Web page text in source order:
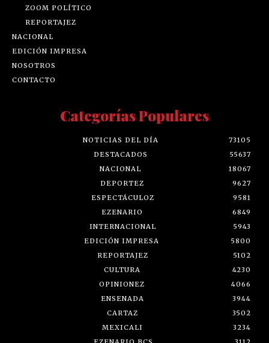
ZOOM POLÍTICO
REPORTAJEZ
NACIONAL
EDICIÓN IMPRESA
NOSOTROS
CONTACTO
Categorías Populares
NOTICIAS DEL DÍA
73105
DESTACADOS
55637
NACIONAL
18067
DEPORTEZ
9627
ESPECTÁCULOZ
9581
EZENARIO
6849
INTERNACIONAL
5943
EDICIÓN IMPRESA
5800
REPORTAJEZ
5102
CULTURA
4230
OPINIONEZ
4066
ENSENADA
3944
CARTAZ
3502
MEXICALI
3234